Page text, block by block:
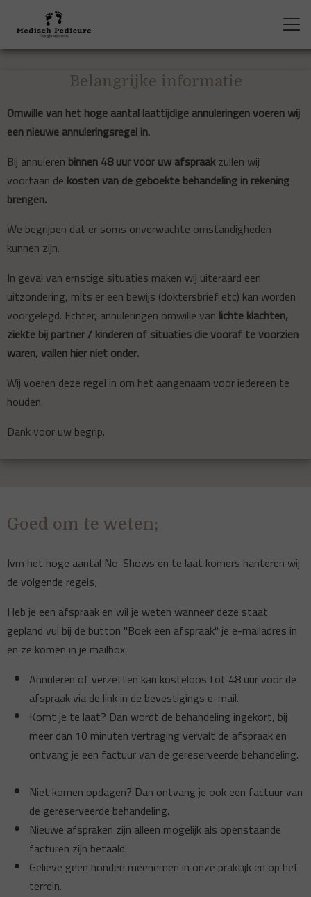
Belangrijke informatie
Omwille van het hoge aantal laattijdige annuleringen voeren wij
een nieuwe annuleringsregel in.
Bij annuleren binnen 48 uur voor uw afspraakzullen wij
voortaan de kosten van de geboekte behandeling in rekening
brengen.
We begrijpen dat er soms onverwachte omstandigheden
kunnen zijn.
In geval van ernstige situaties maken wij uiteraard een
uitzondering, mits er een bewijs (doktersbrief etc) kan worden
voorgelegd. Echter, annuleringen omwille van lichte klachten,
ziekte bij partner / kinderen of situaties die vooraf te voorzien
waren, vallen hier niet onder.
Wij voeren deze regel in om het aangenaam voor iedereen te
houden.
Dank voor uw begrip.
Goed om te weten;
Ivm het hoge aantal No-Shows en te laat komers hanteren wij
de volgende regels;
Heb je een afspraak en wil je weten wanneer deze staat
gepland vul bij de button "Boek een afspraak" je e-mailadres in
en ze komen in je mailbox.
Annuleren of verzetten kan kosteloos tot 48 uur voor de
afspraak via de link in de bevestigings e-mail.
Komt je te laat? Dan wordt de behandeling ingekort, bij
meer dan 10 minuten vertraging vervalt de afspraak en
ontvang je een factuur van de gereserveerde behandeling.
Niet komen opdagen? Dan ontvang je ook een factuur van
de gereserveerde behandeling.
Nieuwe afspraken zijn alleen mogelijk als openstaande
facturen zijn betaald.
Gelieve geen honden meenemen in onze praktijk en op het
terrein.